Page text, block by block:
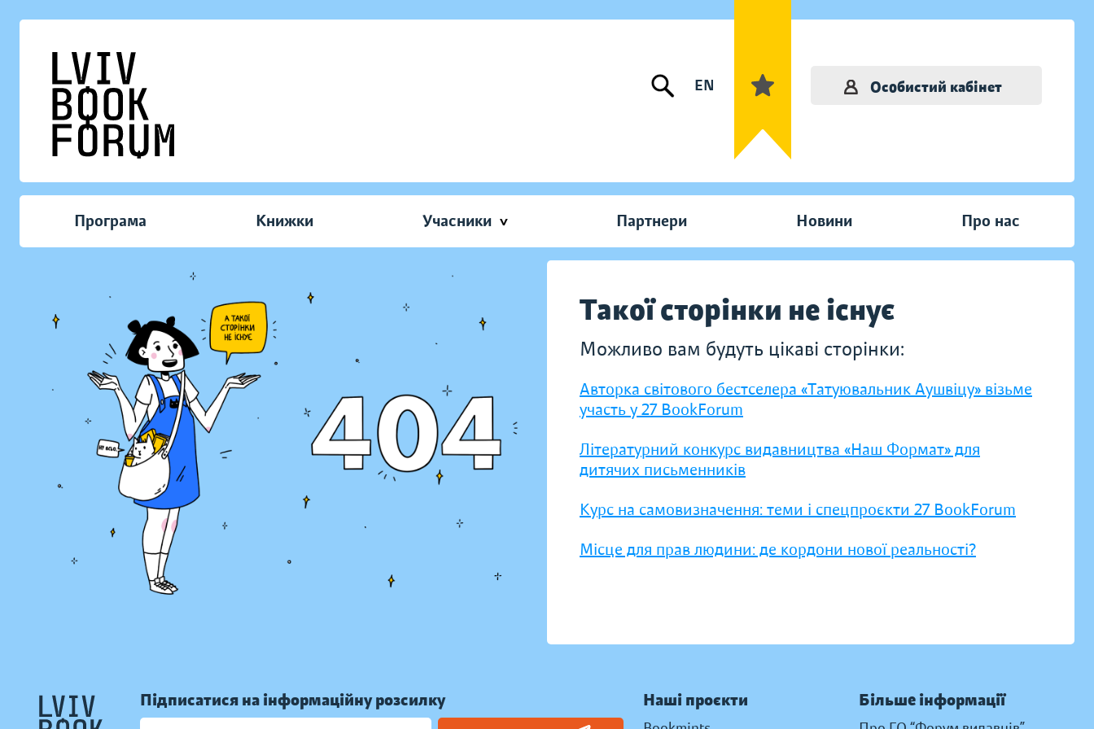
EN Особистий кабінет
Програма Книжки Учасники Партнери Новини Про нас
Такої сторінки не існує
Можливо вам будуть цікаві сторінки:
Авторка світового бестселера «Татуювальник Аушвіцу» візьме
участь у 27 BookForum
Літературний конкурс видавництва «Наш Формат» для
дитячих письменників
Курс на самовизначення: теми і спецпроєкти 27 BookForum
Місце для прав людини: де кордони нової реальності?
Підписатися на інформаційну розсилку Наші проєкти Більше інформації